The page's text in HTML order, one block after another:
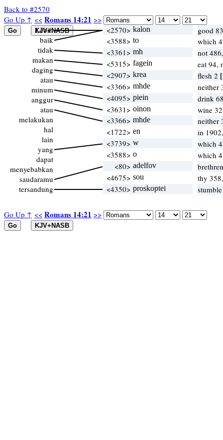
Back to #2570
Go Up ↑ << Romans 14:21 >>
Go Up ↑ << Romans 14:21 >>
Lebih
baik
tidak
makan
daging
atau
minum
anggur
atau
melakukan
hal
lain
yang
dapat
menyebabkan
saudaramu
tersandung
<2570> kalon
good
<3588> to
which
<3361> mh
not
<5315> fagein
eat 94,
<2907> krea flesh 2
<3366> mhde
neither
<4095> piein
drink
<3631> oinon
wine
<3366> mhde
neither
<1722> en
in
<3739> w
which
<3588> o
which
<80> adelfov
<4675> sou
thy
<4350> proskoptei